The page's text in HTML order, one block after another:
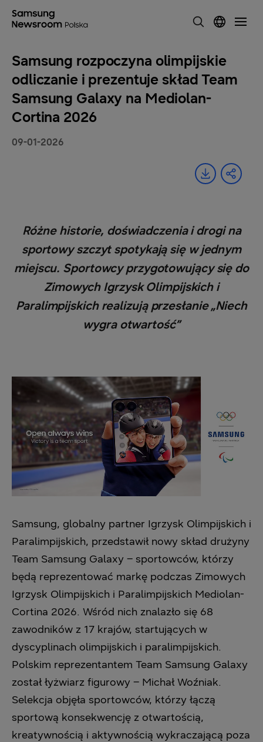
Samsung rozpoczyna olimpijskie
odliczanie i prezentuje skład Team
Samsung Galaxy na Mediolan-
Cortina 2026
09-01-2026
Różne historie, doświadczenia i drogi na
sportowy szczyt spotykają się w jednym
miejscu. Sportowcy przygotowujący się do
Zimowych Igrzysk Olimpijskich i
Paralimpijskich realizują przesłanie „Niech
wygra otwartość”
Samsung, globalny partner Igrzysk Olimpijskich i
Paralimpijskich, przedstawił nowy skład drużyny
Team Samsung Galaxy – sportowców, którzy
będą reprezentować markę podczas Zimowych
Igrzysk Olimpijskich i Paralimpijskich Mediolan-
Cortina 2026. Wśród nich znalazło się 68
zawodników z 17 krajów, startujących w
dyscyplinach olimpijskich i paralimpijskich.
Polskim reprezentantem Team Samsung Galaxy
został łyżwiarz figurowy – Michał Woźniak.
Selekcja objęła sportowców, którzy łączą
sportową konsekwencję z otwartością,
kreatywnością i aktywnością wykraczającą poza